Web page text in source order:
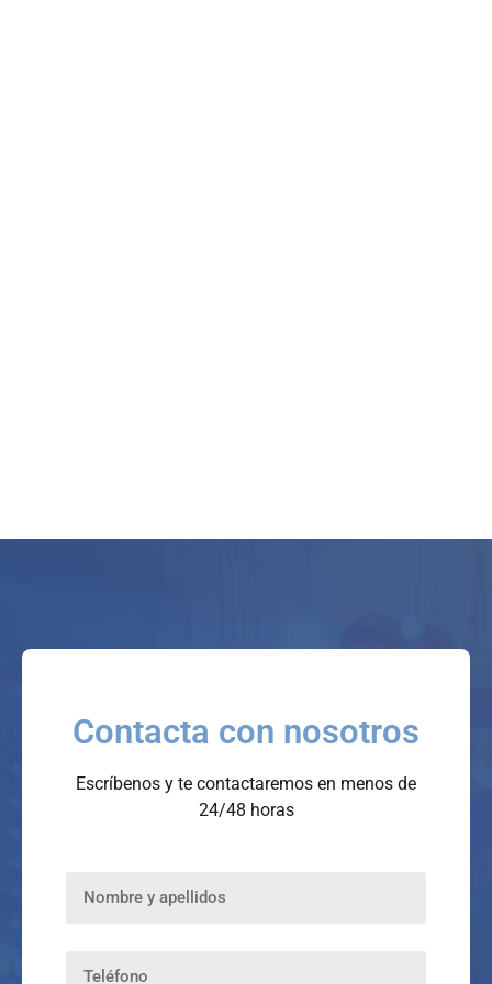
Contacta con nosotros
Escríbenos y te contactaremos en menos de
24/48 horas